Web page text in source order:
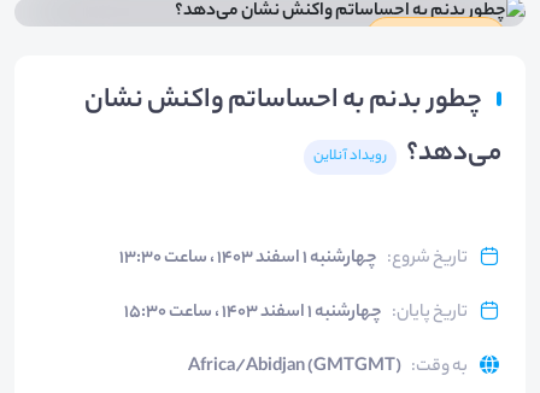
چطور بدنم به احساساتم واکنش نشان
می‌دهد؟
رویداد آنلاین
تاریخ شروع: چهارشنبه ۱ اسفند ۱۴۰۳ ، ساعت ۱۳:۳۰
تاریخ پایان: چهارشنبه ۱ اسفند ۱۴۰۳ ، ساعت ۱۵:۳۰
به وقت:
Africa/Abidjan (GMTGMT)